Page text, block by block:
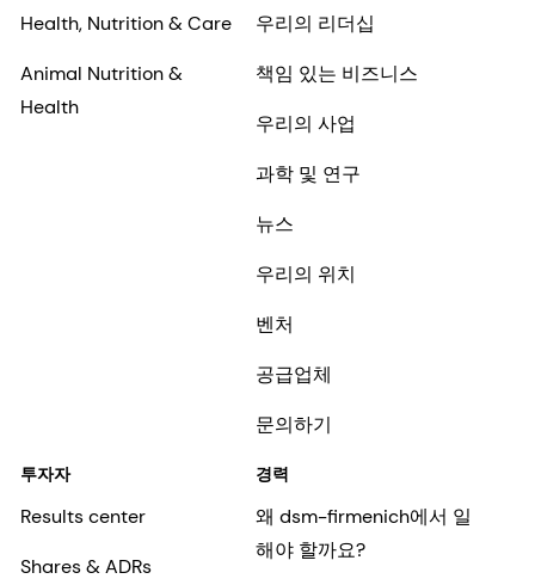
Health, Nutrition & Care
Animal Nutrition &
Health
우리의 리더십
책임 있는 비즈니스
우리의 사업
과학 및 연구
뉴스
우리의 위치
벤처
공급업체
문의하기
투자자
Results center
Shares & ADRs
경력
왜 dsm-firmenich에서 일
해야 할까요?